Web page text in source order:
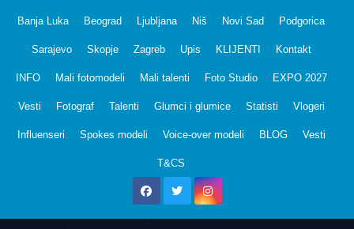
Banja Luka Beograd Ljubljana Niš Novi Sad Podgorica
Sarajevo Skopje Zagreb Upis KLIJENTI Kontakt
INFO Mali fotomodeli Mali talenti Foto Studio EXPO 2027
Vesti Fotograf Talenti Glumci i glumice Statisti Vlogeri
Influenseri Spokes modeli Voice-over modeli BLOG Vesti
T&CS